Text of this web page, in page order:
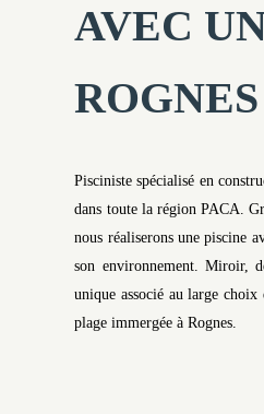
AVEC
Pisciniste spécialisé en
dans toute la région PACA.
nous réaliserons une piscine
son environnement. Miroir,
unique associé au large
plage immergée à Rognes.